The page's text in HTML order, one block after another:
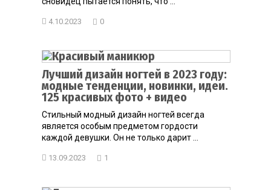
4.10.2023 0
Лучший дизайн ногтей в 2023 году:
модные тенденции, новинки, идеи.
125 красивых фото + видео
Стильный модный дизайн ногтей всегда
является особым предметом гордости
каждой девушки. Он не только дарит ...
13.09.2023 1